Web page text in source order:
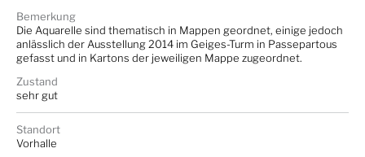
Bemerkung
Die Aquarelle sind thematisch in Mappen geordnet, einige jedoch
anlässlich der Ausstellung 2014 im Geiges-Turm in Passepartous
gefasst und in Kartons der jeweiligen Mappe zugeordnet.
Zustand
sehr gut
Standort
Vorhalle